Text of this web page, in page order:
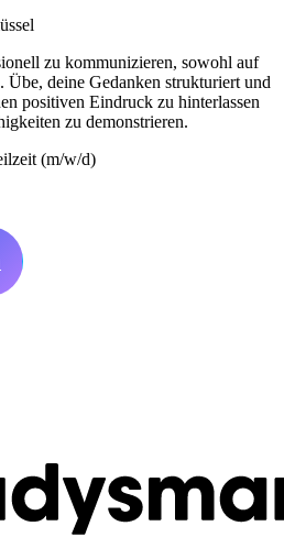
zu kommunizieren, sowohl auf
Übe, deine Gedanken strukturiert und
positiven Eindruck zu hinterlassen
zu demonstrieren.
(m/w/d)